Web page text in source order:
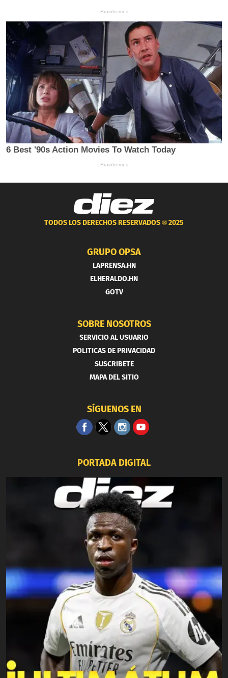
TODOS LOS DERECHOS RESERVADOS ®2025
GRUPO OPSA
LAPRENSA.HN
ELHERALDO.HN
GOTV
SOBRE NOSOTROS
SERVICIO AL USUARIO
POLITICAS DE PRIVACIDAD
SUSCRIBETE
MAPA DEL SITIO
SÍGUENOS EN
PORTADA DIGITAL